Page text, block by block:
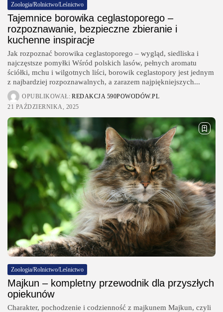
Ciekawostki
35 Artykułów
Edukacja i Nauka
27 Artykułów
Technologia
20 Artykułów
Zoologia/Rolnictwo/Leśnictwo
Tajemnice borowika ceglastoporego –
rozpoznawanie, bezpieczne zbieranie i
kuchenne inspiracje
Jak rozpoznać borowika ceglastoporego – wygląd, siedliska i
najczęstsze pomyłki Wśród polskich lasów, pełnych aromatu
ściółki, mchu i wilgotnych liści, borowik ceglastopory jest jednym
z najbardziej rozpoznawalnych, a zarazem najpiękniejszych...
OPUBLIKOWAŁ: REDAKCJA 590POWODÓW.PL
21 PAŹDZIERNIKA, 2025
Zoologia/Rolnictwo/Leśnictwo
Majkun – kompletny przewodnik dla przyszłych
opiekunów
Charakter, pochodzenie i codzienność z majkunem Majkun, czyli